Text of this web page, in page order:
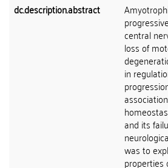
dc.description.abstract
central
loss of
in
and its
was to
properties